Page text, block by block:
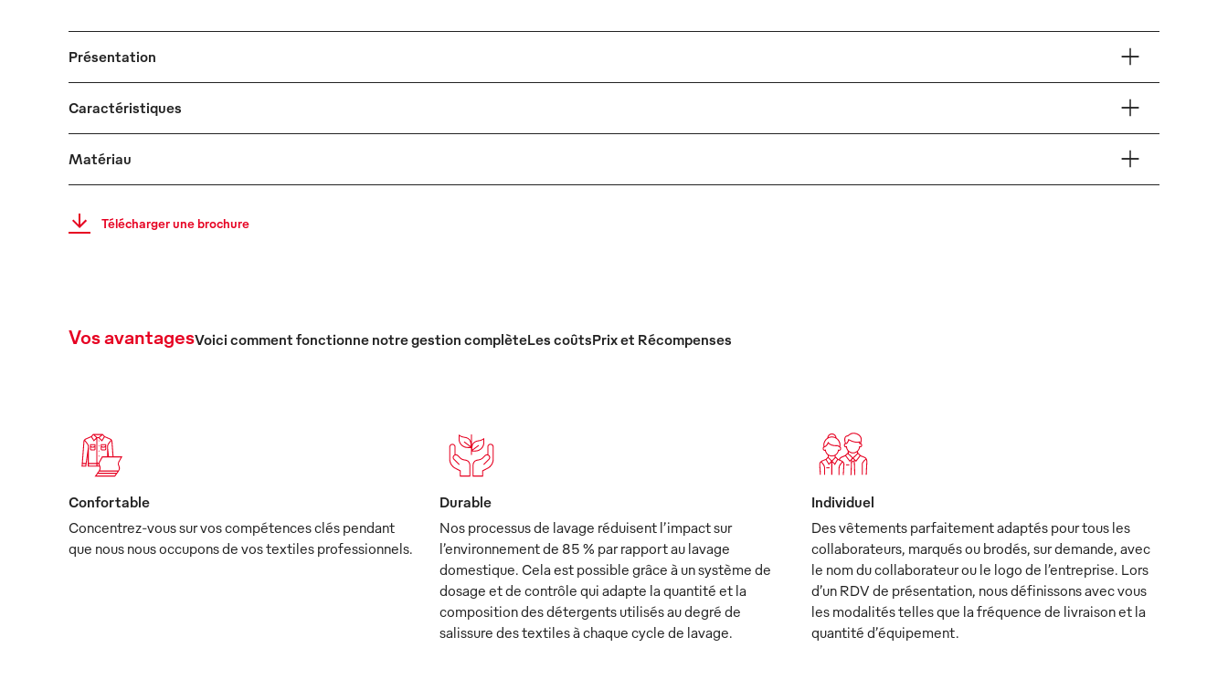
Présentation
Caractéristiques
Matériau
Télécharger une brochure
Vos avantagesVoici comment fonctionne notre gestion complèteLes coûtsPrix et Récompenses
Confortable
Concentrez-vous sur vos compétences clés pendant
que nous nous occupons de vos textiles professionnels.
Durable
Nos processus de lavage réduisent l’impact sur
l’environnement de 85 % par rapport au lavage
domestique. Cela est possible grâce à un système de
dosage et de contrôle qui adapte la quantité et la
composition des détergents utilisés au degré de
salissure des textiles à chaque cycle de lavage.
Individuel
Des vêtements parfaitement adaptés pour tous les
collaborateurs, marqués ou brodés, sur demande, avec
le nom du collaborateur ou le logo de l’entreprise. Lors
d’un RDV de présentation, nous définissons avec vous
les modalités telles que la fréquence de livraison et la
quantité d’équipement.